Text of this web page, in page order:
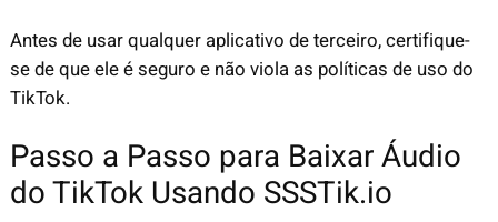
Antes de usar qualquer aplicativo de terceiro, certifique-
se de que ele é seguro e não viola as políticas de uso do
TikTok.
Passo a Passo para Baixar Áudio
do TikTok Usando SSSTik.io